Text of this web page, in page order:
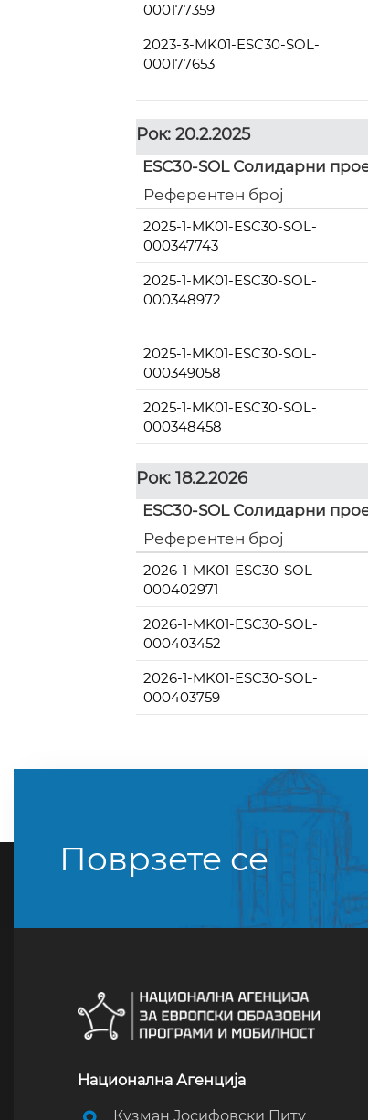
000177359
2023-3-MK01-ESC30-SOL-
000177653
Рок: 20.2.2025
ESC30-SOL Солидарни
Референтен број
2025-1-MK01-ESC30-SOL-
000347743
2025-1-MK01-ESC30-SOL-
000348972
2025-1-MK01-ESC30-SOL-
000349058
2025-1-MK01-ESC30-SOL-
000348458
Рок: 18.2.2026
ESC30-SOL Солидарни
Референтен број
2026-1-MK01-ESC30-SOL-
000402971
2026-1-MK01-ESC30-SOL-
000403452
2026-1-MK01-ESC30-SOL-
000403759
Поврзете се
Национална Агенција
Кузман Јосифовски Питу